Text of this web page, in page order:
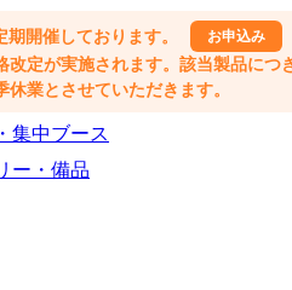
集中ブース
ー・備品
開催しております。 お申込み
定が実施されます。該当製品につ
業とさせていただきます。